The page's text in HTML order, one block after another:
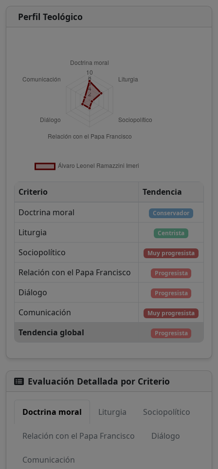
Perfil Teológico
Criterio
Tendencia
Doctrina moral
Conservador
Liturgia Centrista
Sociopolítico Muy progresista
Relación con el Papa Francisco Progresista
Diálogo Progresista
Comunicación Muy progresista
Tendencia global Progresista
Evaluación Detallada por Criterio
Doctrina moral Liturgia Sociopolítico
Relación con el Papa Francisco Diálogo
Comunicación